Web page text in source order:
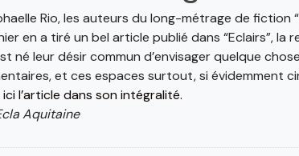
Rio, les auteurs du long-métrage de
en a tiré un bel article publié dans “Eclairs”, la
né leur désir commun d’envisager quelque
et ces espaces surtout, si évidemment
l’article dans son intégralité.
Aquitaine